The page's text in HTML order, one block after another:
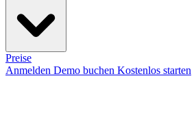
Preise
Anmelden Demo buchen Kostenlos starten